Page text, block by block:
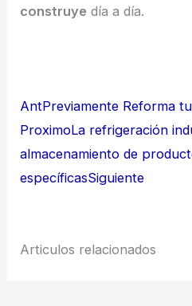
construye día a día.
AntPreviamente Reforma
ProximoLa refrigeración
almacenamiento de
específicasSiguiente
Articulos relacionados